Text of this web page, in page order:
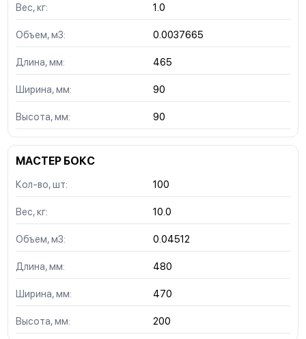
Вес, кг: 1.0
Объем, м3: 0.0037665
Длина, мм: 465
Ширина, мм: 90
Высота, мм: 90
МАСТЕР БОКС
Кол-во, шт: 100
Вес, кг: 10.0
Объем, м3: 0.04512
Длина, мм: 480
Ширина, мм: 470
Высота, мм: 200